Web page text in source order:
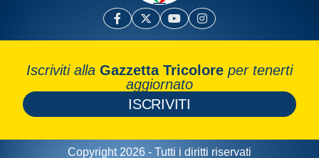
Iscriviti alla Gazzetta Tricolore per tenerti
aggiornato
ISCRIVITI
Copyright 2026 - Tutti i diritti riservati